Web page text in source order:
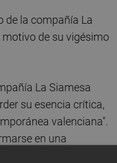
de la compañía La
motivo de su vigésimo
La Siamesa
su esencia crítica,
valenciana".
en una